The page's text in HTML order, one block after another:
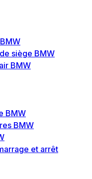
siège BMW
BMW
BMW
BMW
et arrêt